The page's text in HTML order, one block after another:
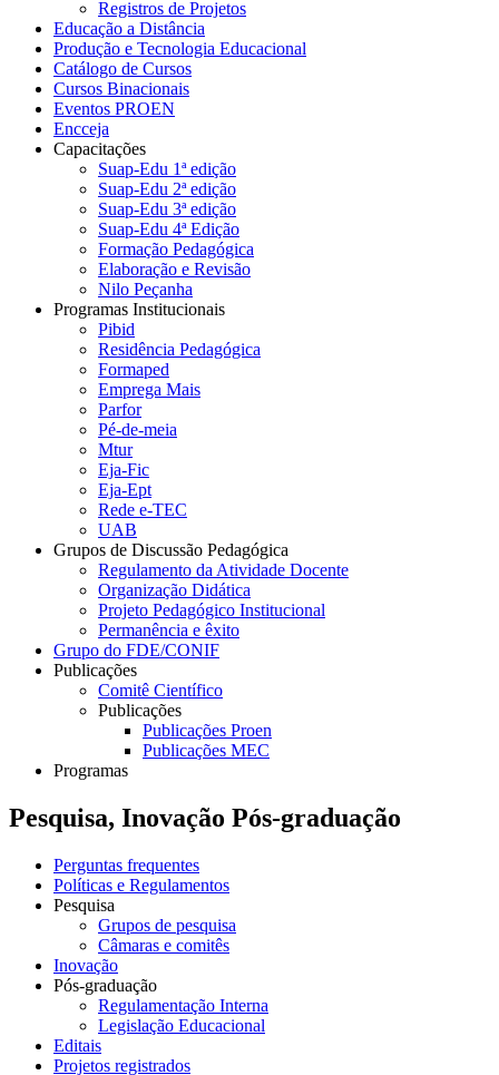
Registros de Projetos
Educação a Distância
Produção e Tecnologia Educacional
Catálogo de Cursos
Cursos Binacionais
Eventos PROEN
Encceja
Capacitações
Suap-Edu 1ª edição
Suap-Edu 2ª edição
Suap-Edu 3ª edição
Suap-Edu 4ª Edição
Formação Pedagógica
Elaboração e Revisão
Nilo Peçanha
Programas Institucionais
Pibid
Residência Pedagógica
Formaped
Emprega Mais
Parfor
Pé-de-meia
Mtur
Eja-Fic
Eja-Ept
Rede e-TEC
UAB
Grupos de Discussão Pedagógica
Regulamento da Atividade Docente
Organização Didática
Projeto Pedagógico Institucional
Permanência e êxito
Grupo do FDE/CONIF
Publicações
Comitê Científico
Publicações
Publicações Proen
Publicações MEC
Programas
Pesquisa, Inovação Pós-graduação
Perguntas frequentes
Políticas e Regulamentos
Pesquisa
Grupos de pesquisa
Câmaras e comitês
Inovação
Pós-graduação
Regulamentação Interna
Legislação Educacional
Editais
Projetos registrados